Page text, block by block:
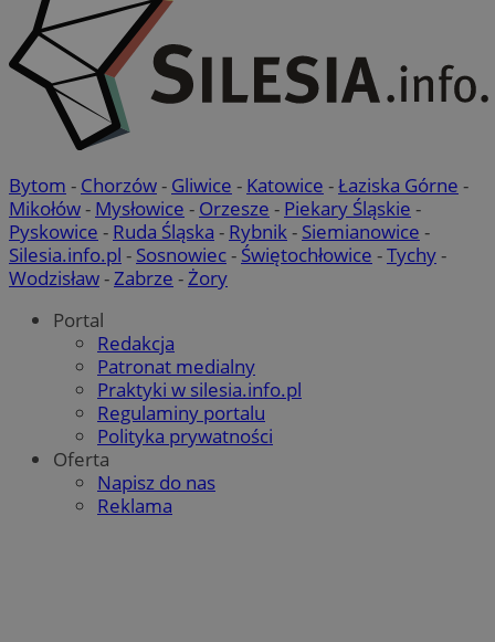
Bytom - Chorzów- Gliwice - Katowice -Łaziska Górne -
Mikołów- Mysłowice - Orzesze - Piekary Śląskie -
Pyskowice - Ruda Śląska - Rybnik- Siemianowice -
Silesia.info.pl - Sosnowiec- Świętochłowice -Tychy-
Wodzisław-Zabrze -Żory
Portal
Redakcja
Patronat medialny
Praktyki w silesia.info.pl
Regulaminy portalu
Polityka prywatności
Oferta
Napisz do nas
Reklama